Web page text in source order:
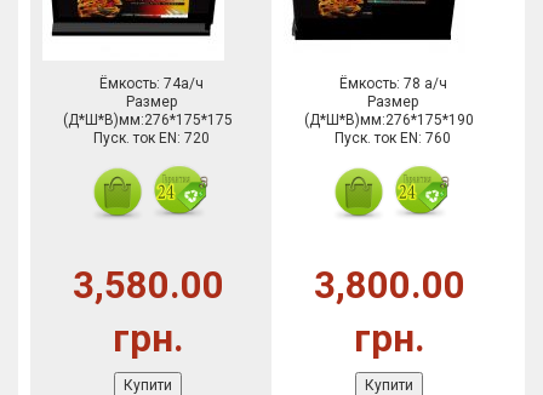
Ёмкость: 74а/ч
Размер
(Д*Ш*В)мм:276*175*175
Пуск. ток EN: 720
3,580.00
грн.
Купити
Ёмкость: 78 а/ч
Размер
(Д*Ш*В)мм:276*175*190
Пуск. ток EN: 760
3,800.00
грн.
Купити